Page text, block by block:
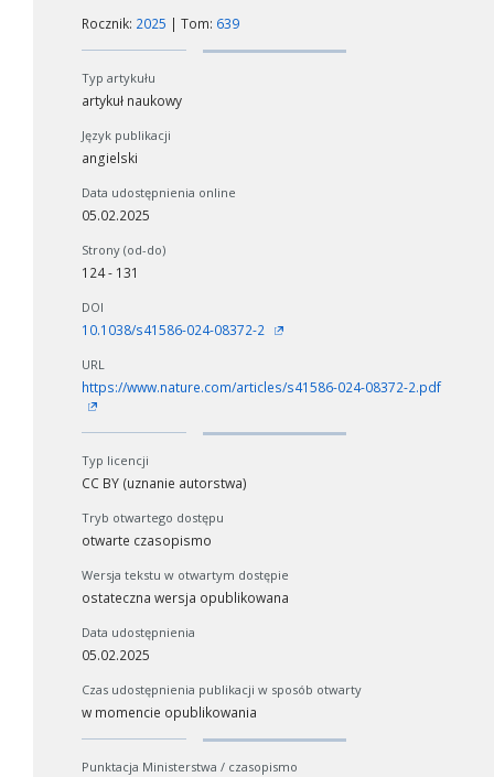
W zależności od ilości danych do przetworzenia generowanie pliku
może się wydłużyć.
Jeśli generowanie trwa zbyt długo można ograniczyć dane np.
zmniejszając zakres lat.
Rocznik: 2025 | Tom: 639
Typ artykułu
artykuł naukowy
Język publikacji
angielski
Data udostępnienia online
05.02.2025
Strony (od-do)
124 - 131
DOI
10.1038/s41586-024-08372-2
URL
https://www.nature.com/articles/s41586-024-08372-2.pdf
Typ licencji
CC BY (uznanie autorstwa)
Tryb otwartego dostępu
otwarte czasopismo
Wersja tekstu w otwartym dostępie
ostateczna wersja opublikowana
Data udostępnienia
05.02.2025
Czas udostępnienia publikacji w sposób otwarty
w momencie opublikowania
Punktacja Ministerstwa / czasopismo